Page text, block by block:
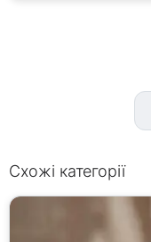
Схожі категорії